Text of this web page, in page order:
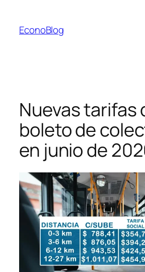
contenido
EconoBlog
Nuevas tarifas
boleto de
en junio de